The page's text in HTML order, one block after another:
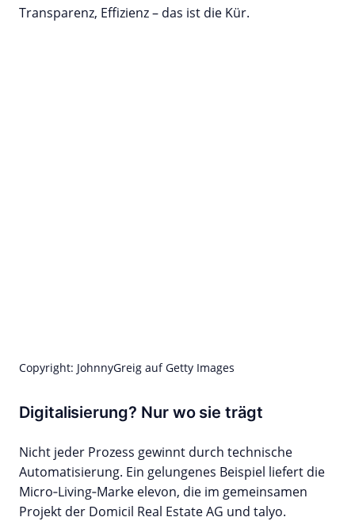
Transparenz, Effizienz – das ist die Kür.
Copyright: JohnnyGreig auf Getty Images
Digitalisierung? Nur wo sie trägt
Nicht jeder Prozess gewinnt durch technische
Automatisierung. Ein gelungenes Beispiel liefert die
Micro‑Living‑Marke elevon, die im gemeinsamen
Projekt der Domicil Real Estate AG und talyo.